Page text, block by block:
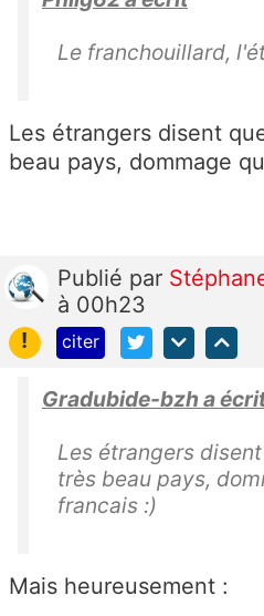
Le franchouillard,
Les étrangers disent
beau pays, dommage
Publié par
à 00h23
!
citer
Gradubide-bzh a
Les étrangers
très beau pays,
francais :)
Mais heureusement :